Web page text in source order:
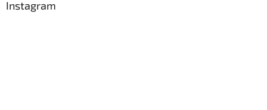
Instagram